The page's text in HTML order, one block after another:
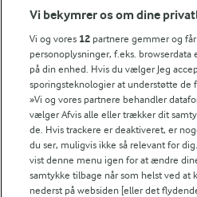
Årsrapport
FarmAhead™ Check rapport
Andelshaverinfo: Mælkepris
Fødevarestyrelsens smiley-
Fødevarestyrelsens smiley-
Fødevarestyrelsens smiley-
Følg
Vi bekymrer os om dine
Vi og vores 12 partnere gemmer og
personoplysninger, f.eks.
på din enhed. Hvis du vælger Jeg
sporingsteknologier at understøtte de
»Vi og vores partnere behandler
vælger Afvis alle eller trækker dit
de. Hvis trackere er deaktiveret, er
du ser, muligvis ikke så relevant for
vist denne menu igen for at ændre
samtykke tilbage når som helst ved at
nederst på websiden [eller det